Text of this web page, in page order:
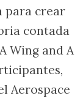
para crear
contada
Wing and A
Aerospace